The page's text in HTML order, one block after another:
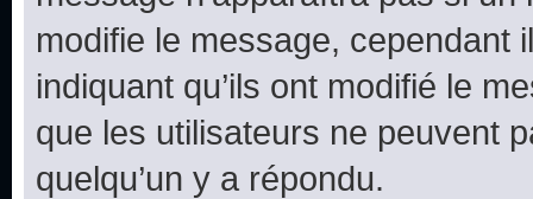
modifie le message, cependant
indiquant qu’ils ont modifié le
que les utilisateurs ne peuvent
quelqu’un y a répondu.